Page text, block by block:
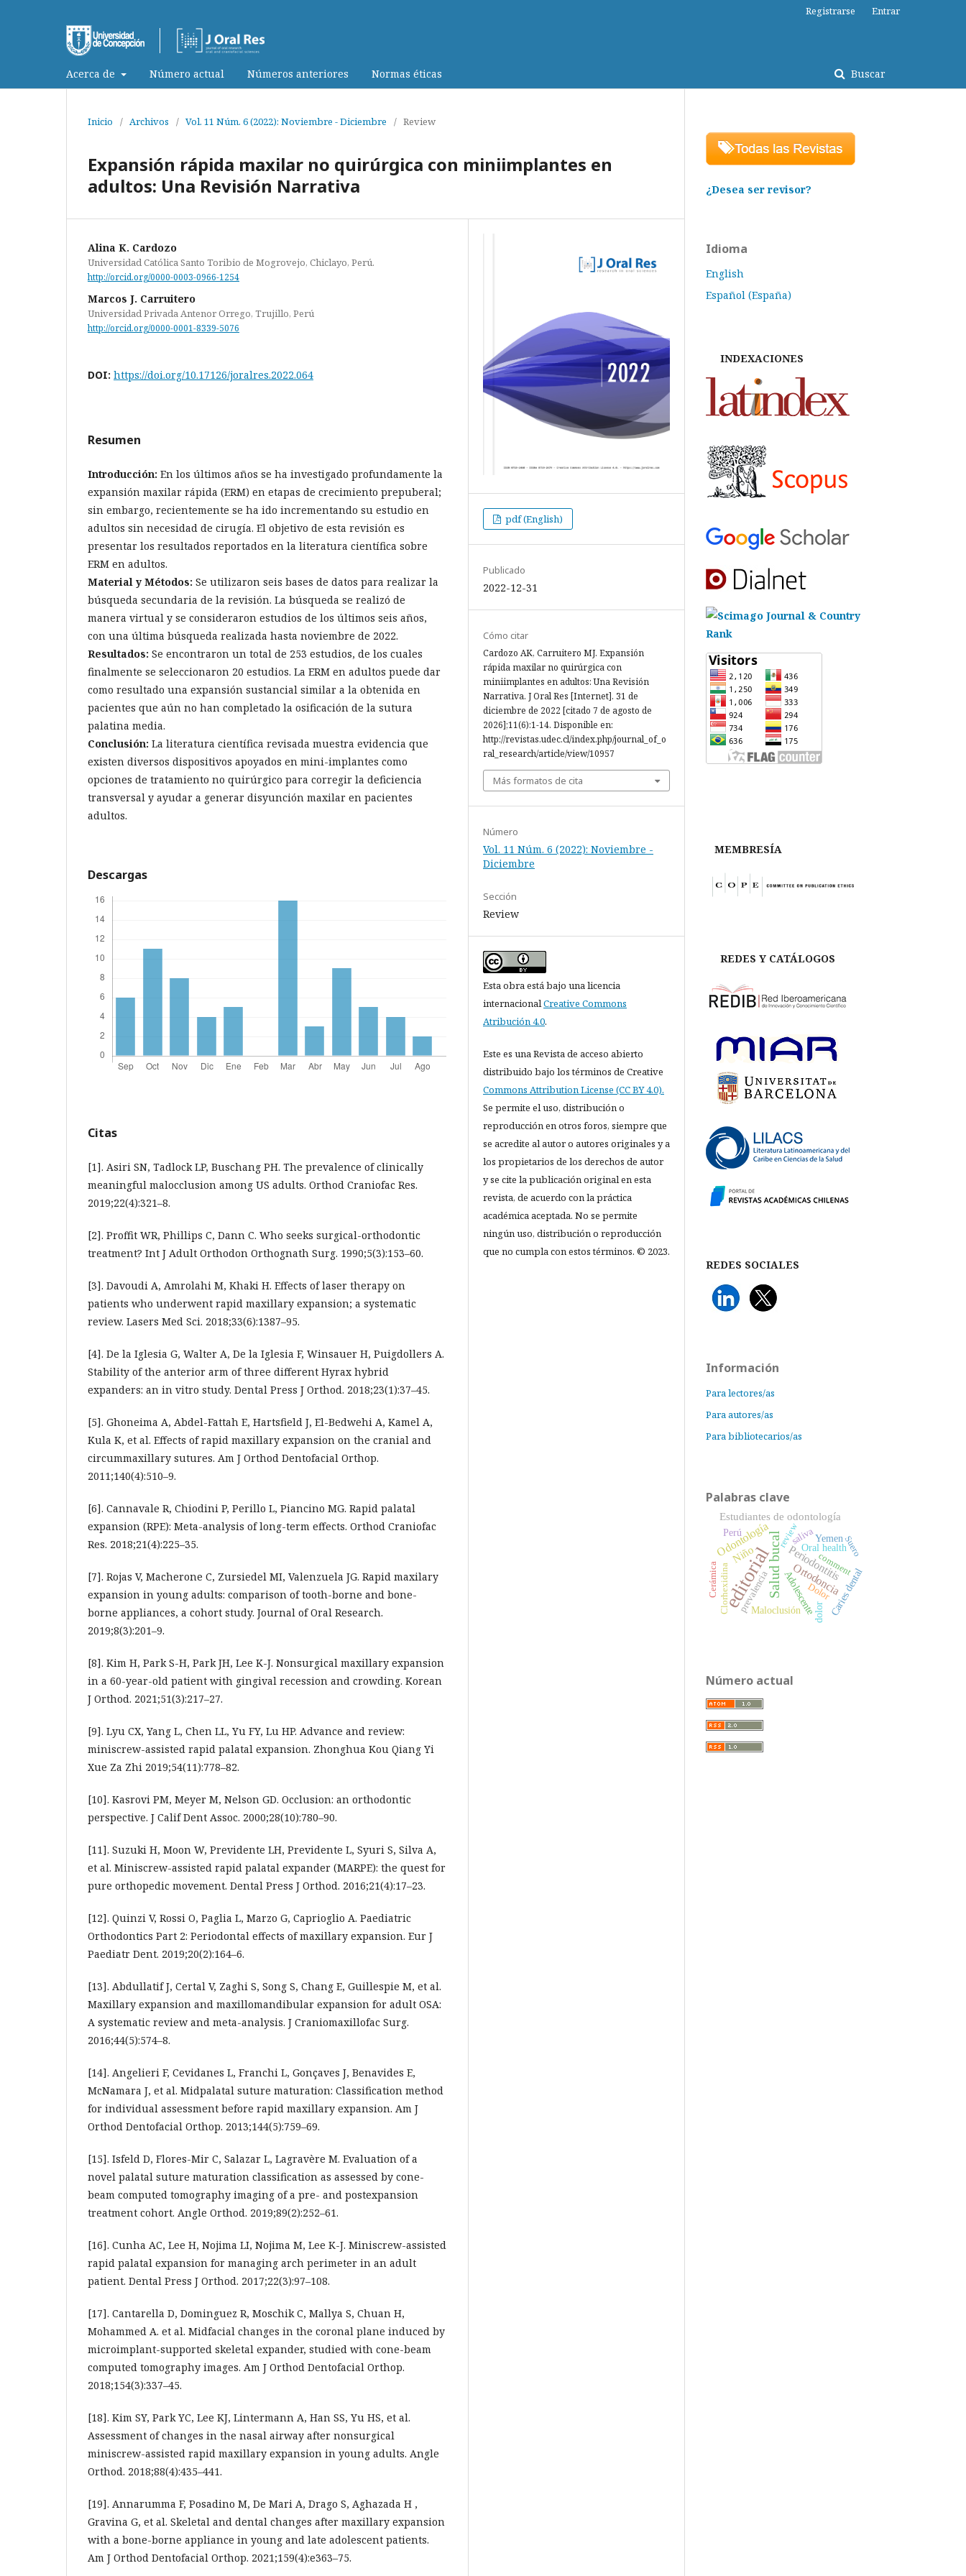
Acerca de Número actual Números anteriores Normas éticas Buscar
Registrarse Entrar
Inicio / Archivos / Vol. 11 Núm. 6 (2022): Noviembre - Diciembre / Review
Expansión rápida maxilar no quirúrgica con miniimplantes en
adultos: Una Revisión Narrativa
Alina K. Cardozo
Universidad Católica Santo Toribio de Mogrovejo, Chiclayo, Perú.
http://orcid.org/0000-0003-0966-1254
Marcos J. Carruitero
Universidad Privada Antenor Orrego, Trujillo, Perú
http://orcid.org/0000-0001-8339-5076
DOI: https://doi.org/10.17126/joralres.2022.064
Resumen
Introducción: En los últimos años se ha investigado profundamente la
expansión maxilar rápida (ERM) en etapas de crecimiento prepuberal;
sin embargo, recientemente se ha ido incrementando su estudio en
adultos sin necesidad de cirugía. El objetivo de esta revisión es
presentar los resultados reportados en la literatura científica sobre
ERM en adultos.
Material y Métodos: Se utilizaron seis bases de datos para realizar la
búsqueda secundaria de la revisión. La búsqueda se realizó de
manera virtual y se consideraron estudios de los últimos seis años,
con una última búsqueda realizada hasta noviembre de 2022.
Resultados: Se encontraron un total de 253 estudios, de los cuales
finalmente se seleccionaron 20 estudios. La ERM en adultos puede dar
como resultado una expansión sustancial similar a la obtenida en
pacientes que aún no han completado la osificación de la sutura
palatina media.
Conclusión: La literatura científica revisada muestra evidencia que
existen diversos dispositivos apoyados en mini-implantes como
opciones de tratamiento no quirúrgico para corregir la deficiencia
transversal y ayudar a generar disyunción maxilar en pacientes
adultos.
Descargas
Citas
[1]. Asiri SN, Tadlock LP, Buschang PH. The prevalence of clinically
meaningful malocclusion among US adults. Orthod Craniofac Res.
2019;22(4):321–8.
[2]. Proffit WR, Phillips C, Dann C. Who seeks surgical-orthodontic
treatment? Int J Adult Orthodon Orthognath Surg. 1990;5(3):153–60.
[3]. Davoudi A, Amrolahi M, Khaki H. Effects of laser therapy on
patients who underwent rapid maxillary expansion; a systematic
review. Lasers Med Sci. 2018;33(6):1387–95.
[4]. De la Iglesia G, Walter A, De la Iglesia F, Winsauer H, Puigdollers A.
Stability of the anterior arm of three different Hyrax hybrid
expanders: an in vitro study. Dental Press J Orthod. 2018;23(1):37–45.
[5]. Ghoneima A, Abdel-Fattah E, Hartsfield J, El-Bedwehi A, Kamel A,
Kula K, et al. Effects of rapid maxillary expansion on the cranial and
circummaxillary sutures. Am J Orthod Dentofacial Orthop.
2011;140(4):510–9.
[6]. Cannavale R, Chiodini P, Perillo L, Piancino MG. Rapid palatal
expansion (RPE): Meta-analysis of long-term effects. Orthod Craniofac
Res. 2018;21(4):225–35.
[7]. Rojas V, Macherone C, Zursiedel MI, Valenzuela JG. Rapid maxilary
expansion in young adults: comparison of tooth-borne and bone-
borne appliances, a cohort study. Journal of Oral Research.
2019;8(3):201–9.
[8]. Kim H, Park S-H, Park JH, Lee K-J. Nonsurgical maxillary expansion
in a 60-year-old patient with gingival recession and crowding. Korean
J Orthod. 2021;51(3):217–27.
[9]. Lyu CX, Yang L, Chen LL, Yu FY, Lu HP. Advance and review:
miniscrew-assisted rapid palatal expansion. Zhonghua Kou Qiang Yi
Xue Za Zhi 2019;54(11):778–82.
[10]. Kasrovi PM, Meyer M, Nelson GD. Occlusion: an orthodontic
perspective. J Calif Dent Assoc. 2000;28(10):780–90.
[11]. Suzuki H, Moon W, Previdente LH, Previdente L, Syuri S, Silva A,
et al. Miniscrew-assisted rapid palatal expander (MARPE): the quest for
pure orthopedic movement. Dental Press J Orthod. 2016;21(4):17–23.
[12]. Quinzi V, Rossi O, Paglia L, Marzo G, Caprioglio A. Paediatric
Orthodontics Part 2: Periodontal effects of maxillary expansion. Eur J
Paediatr Dent. 2019;20(2):164–6.
[13]. Abdullatif J, Certal V, Zaghi S, Song S, Chang E, Guillespie M, et al.
Maxillary expansion and maxillomandibular expansion for adult OSA:
A systematic review and meta-analysis. J Craniomaxillofac Surg.
2016;44(5):574–8.
[14]. Angelieri F, Cevidanes L, Franchi L, Gonçaves J, Benavides E,
McNamara J, et al. Midpalatal suture maturation: Classification method
for individual assessment before rapid maxillary expansion. Am J
Orthod Dentofacial Orthop. 2013;144(5):759–69.
[15]. Isfeld D, Flores-Mir C, Salazar L, Lagravère M. Evaluation of a
novel palatal suture maturation classification as assessed by cone-
beam computed tomography imaging of a pre- and postexpansion
treatment cohort. Angle Orthod. 2019;89(2):252–61.
[16]. Cunha AC, Lee H, Nojima LI, Nojima M, Lee K-J. Miniscrew-assisted
rapid palatal expansion for managing arch perimeter in an adult
patient. Dental Press J Orthod. 2017;22(3):97–108.
[17]. Cantarella D, Dominguez R, Moschik C, Mallya S, Chuan H,
Mohammed A. et al. Midfacial changes in the coronal plane induced by
microimplant-supported skeletal expander, studied with cone-beam
computed tomography images. Am J Orthod Dentofacial Orthop.
2018;154(3):337–45.
[18]. Kim SY, Park YC, Lee KJ, Lintermann A, Han SS, Yu HS, et al.
Assessment of changes in the nasal airway after nonsurgical
miniscrew-assisted rapid maxillary expansion in young adults. Angle
Orthod. 2018;88(4):435–441.
[19]. Annarumma F, Posadino M, De Mari A, Drago S, Aghazada H ,
Gravina G, et al. Skeletal and dental changes after maxillary expansion
with a bone-borne appliance in young and late adolescent patients.
Am J Orthod Dentofacial Orthop. 2021;159(4):e363–75.
pdf (English)
Publicado
2022-12-31
Cómo citar
Cardozo AK, Carruitero MJ. Expansión
rápida maxilar no quirúrgica con
miniimplantes en adultos: Una Revisión
Narrativa. J Oral Res [Internet]. 31 de
diciembre de 2022 [citado 7 de agosto de
2026];11(6):1-14. Disponible en:
http://revistas.udec.cl/index.php/journal_of_o
ral_research/article/view/10957
Más formatos de cita
Número
Vol. 11 Núm. 6 (2022): Noviembre -
Diciembre
Sección
Review
Esta obra está bajo una licencia
internacionalCreative Commons
Atribución 4.0.
Este es una Revista de acceso abierto
distribuido bajo los términos de Creative
Commons Attribution License (CC BY 4.0).
Se permite el uso, distribución o
reproducción en otros foros, siempre que
se acredite al autor o autores originales y a
los propietarios de los derechos de autor
y se cite la publicación original en esta
revista, de acuerdo con la práctica
académica aceptada. No se permite
ningún uso, distribución o reproducción
que no cumpla con estos términos. © 2023.
¿Desea ser revisor?
Idioma
English
Español (España)
INDEXACIONES
MEMBRESÍA
REDES Y CATÁLOGOS
REDES SOCIALES
Información
Para lectores/as
Para autores/as
Para bibliotecarios/as
Palabras clave
editorialSalud bucal Ortodoncia
Periodontitis
Odontología
Niño
Estudiantes de odontología
Caries dental
Perú
Oral health
Adolescente
salivaYemen
prevalencia Dolor
dolor
Maloclusión
comment
review
Clorhexidina
Suero
Cerámica
Número actual